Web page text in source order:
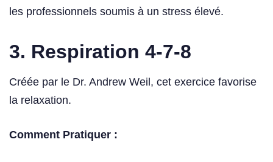
les professionnels soumis à un stress élevé.
3. Respiration 4-7-8
Créée par le Dr. Andrew Weil, cet exercice favorise
la relaxation.
Comment Pratiquer :